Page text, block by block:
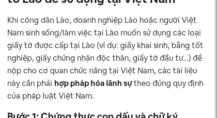
Khi công dân Lào, doanh nghiệp Lào hoặc người Việt
Nam sinh sống/làm việc tại Lào muốn sử dụng các loại
giấy tờ được cấp tại Lào (ví dụ: giấy khai sinh, bằng tốt
nghiệp, giấy chứng nhận độc thân, giấy tờ đầu tư…) để
nộp cho cơ quan chức năng tại Việt Nam, các tài liệu
này cần phải hợp pháp hóa lãnh sựtheo đúng quy định
của pháp luật Việt Nam.